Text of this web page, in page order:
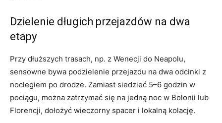
Dzielenie długich przejazdów na dwa
etapy
Przy dłuższych trasach, np. z Wenecji do Neapolu,
sensowne bywa podzielenie przejazdu na dwa odcinki z
noclegiem po drodze. Zamiast siedzieć 5–6 godzin w
pociągu, można zatrzymać się na jedną noc w Bolonii lub
Florencji, dołożyć wieczorny spacer i lokalną kolację.